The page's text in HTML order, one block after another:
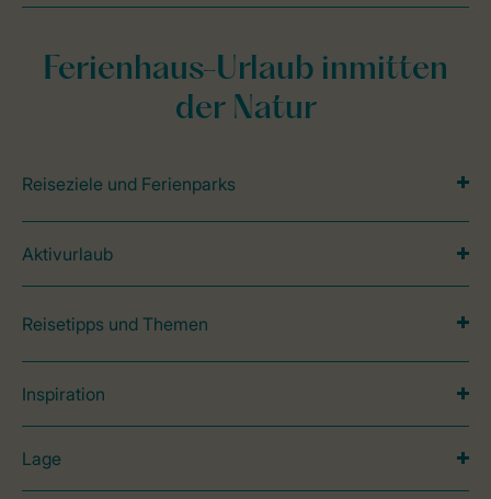
Ferienhaus-Urlaub inmitten
der Natur
Reiseziele und Ferienparks
Aktivurlaub
Reisetipps und Themen
Inspiration
Lage